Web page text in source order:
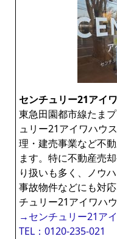
センチュリー21アイ
東急田園都市線たま
ュリー21アイワハウ
理・建売事業など不
ます。特に不動産売
り扱いも多く、ノウ
事故物件などにも対
チュリー21アイワハ
→センチュリー21ア
TEL：0120-235-021